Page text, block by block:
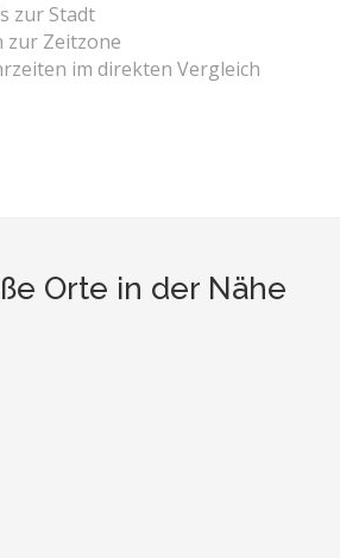
zur Stadt
Zeitzone
im direkten Vergleich
Orte in der Nähe